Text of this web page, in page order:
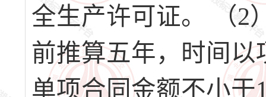
全生产许可证。 （2
前推算五年，时间
单项合同金额不小于